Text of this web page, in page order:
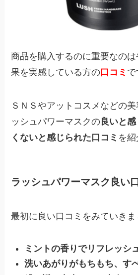
商品を購入するのに重要なの
果を実感している方の口コミ で
ＳＮＳやアットコスメなどの
ッシュパワーマスクの 良いと
くないと感じられた口コミ を紹
ラッシュパワーマスク良い
最初に良い口コミをみていきま
ミントの香りでリフレッシ
洗いあがりがもちもち、す